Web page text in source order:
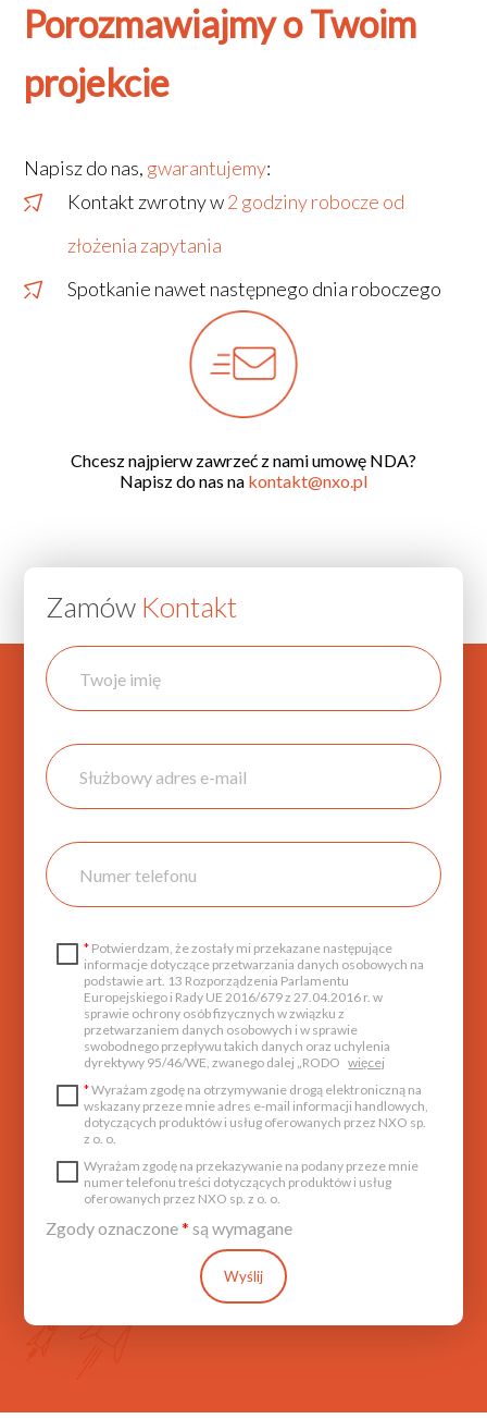
Porozmawiajmy o Twoim
projekcie
Napisz do nas, gwarantujemy:
Kontakt zwrotny w2 godziny robocze od
złożenia zapytania
Spotkanie nawet następnego dnia roboczego
Chcesz najpierw zawrzeć z nami umowę NDA?
Napisz do nas na kontakt@nxo.pl
Zamów Kontakt
* Potwierdzam, że zostały mi przekazane następujące
informacje dotyczące przetwarzania danych osobowych na
podstawie art. 13 Rozporządzenia Parlamentu
Europejskiego i Rady UE 2016/679 z 27.04.2016 r. w
sprawie ochrony osób fizycznych w związku z
przetwarzaniem danych osobowych i w sprawie
swobodnego przepływu takich danych oraz uchylenia
dyrektywy 95/46/WE, zwanego dalej „RODO więcej
*Wyrażam zgodę na otrzymywanie drogą elektroniczną na
wskazany przeze mnie adres e-mail informacji handlowych,
dotyczących produktów i usług oferowanych przez NXO sp.
z o. o.
Wyrażam zgodę na przekazywanie na podany przeze mnie
numer telefonu treści dotyczących produktów i usług
oferowanych przez NXO sp. z o. o.
Zgody oznaczone* są wymagane
Wyślij